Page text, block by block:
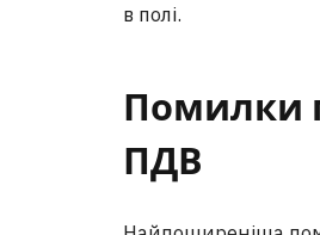
в полі.
Помилки
ПДВ